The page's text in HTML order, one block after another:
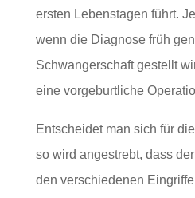
ersten Lebenstagen führt.
wenn die Diagnose früh
Schwangerschaft gestellt
eine vorgeburtliche
Entscheidet man sich für
so wird angestrebt, dass
den verschiedenen